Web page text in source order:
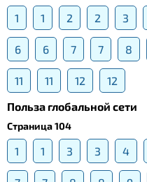
1 1 2 2 3
6 6 7 7 8
11 11 12
12
Польза глобальной сети
Страница 104
1 1 3 3 4